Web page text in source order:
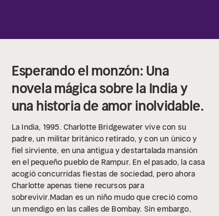
Esperando el monzón: Una
novela mágica sobre la India y
una historia de amor inolvidable.
La India, 1995. Charlotte Bridgewater vive con su
padre, un militar británico retirado, y con un único y
fiel sirviente, en una antigua y destartalada mansión
en el pequeño pueblo de Rampur. En el pasado, la casa
acogió concurridas fiestas de sociedad, pero ahora
Charlotte apenas tiene recursos para
sobrevivir.Madan es un niño mudo que creció como
un mendigo en las calles de Bombay. Sin embargo,